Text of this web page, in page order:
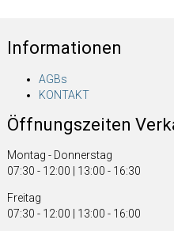
Informationen
AGBs
KONTAKT
Öffnungszeiten
Montag - Donnerstag
07:30 - 12:00 | 13:00 - 16:30
Freitag
07:30 - 12:00 | 13:00 - 16:00